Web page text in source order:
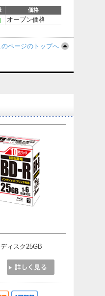
価格
オープン価格
のページのトップへ
ィスク25GB